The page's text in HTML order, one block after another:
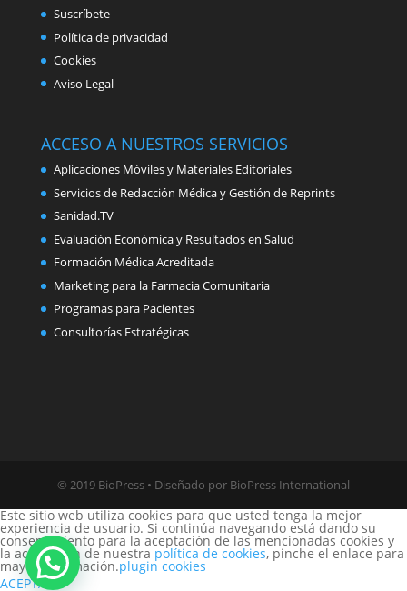
Suscríbete
Política de privacidad
Cookies
Aviso Legal
ACCESO A NUESTROS SERVICIOS
Aplicaciones Móviles y Materiales Editoriales
Servicios de Redacción Médica y Gestión de Reprints
Sanidad.TV
Evaluación Económica y Resultados en Salud
Formación Médica Acreditada
Marketing para la Farmacia Comunitaria
Programas para Pacientes
Consultorías Estratégicas
© 2019 BioPress • Diseñado por BioPress International
Este sitio web utiliza cookies para que usted tenga la mejor
experiencia de usuario. Si continúa navegando está dando su
consentimiento para la aceptación de las mencionadas cookies y
la aceptación de nuestra política de cookies, pinche el enlace para
mayor información.plugin cookies
ACEPTAR